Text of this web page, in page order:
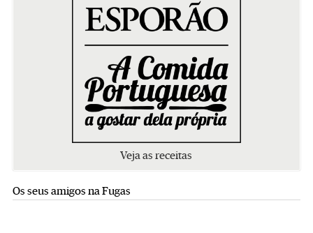
Veja as receitas
Os seus amigos na Fugas